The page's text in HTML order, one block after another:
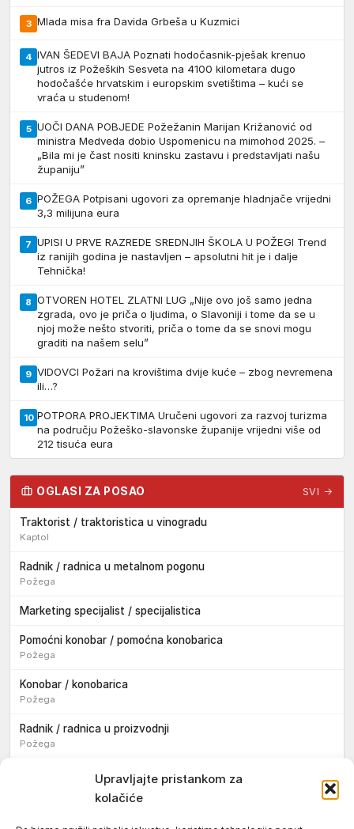
Upravljajte pristankom za
kolačiće
3 Mlada misa fra Davida Grbeša u Kuzmici
4 IVAN ŠEDEVI BAJA Poznati hodočasnik-pješak krenuo
jutros iz Požeških Sesveta na 4100 kilometara dugo
hodočašće hrvatskim i europskim svetištima – kući se
vraća u studenom!
5 UOČI DANA POBJEDE Požežanin Marijan Križanović od
ministra Medveda dobio Uspomenicu na mimohod 2025. –
„Bila mi je čast nositi kninsku zastavu i predstavljati našu
županiju”
6 POŽEGA Potpisani ugovori za opremanje hladnjače vrijedni
3,3 milijuna eura
7 UPISI U PRVE RAZREDE SREDNJIH ŠKOLA U POŽEGI Trend
iz ranijih godina je nastavljen – apsolutni hit je i dalje
Tehnička!
8 OTVOREN HOTEL ZLATNI LUG „Nije ovo još samo jedna
zgrada, ovo je priča o ljudima, o Slavoniji i tome da se u
njoj može nešto stvoriti, priča o tome da se snovi mogu
graditi na našem selu”
9 VIDOVCI Požari na krovištima dvije kuće – zbog nevremena
ili…?
10 POTPORA PROJEKTIMA Uručeni ugovori za razvoj turizma
na području Požeško-slavonske županije vrijedni više od
212 tisuća eura
OGLASI ZA POSAO SVI →
Traktorist / traktoristica u vinogradu
Kaptol
Radnik / radnica u metalnom pogonu
Požega
Marketing specijalist / specijalistica
Pomoćni konobar / pomoćna konobarica
Požega
Konobar / konobarica
Požega
Radnik / radnica u proizvodnji
Požega
Sezonski pomoćni radnik / sezonska pomoćna radnica
Pomoćni pekar / pomoćna pekarica